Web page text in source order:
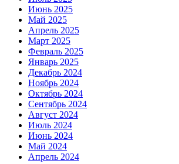
Июнь 2025
Май 2025
Апрель 2025
Март 2025
Февраль 2025
Январь 2025
Декабрь 2024
Ноябрь 2024
Октябрь 2024
Сентябрь 2024
Август 2024
Июль 2024
Июнь 2024
Май 2024
Апрель 2024